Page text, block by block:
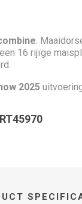
.
16 rijïge
2025